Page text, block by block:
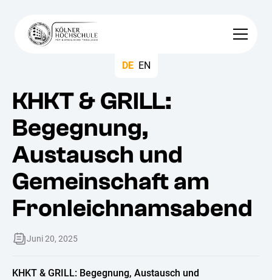
DE EN
KHKT & GRILL:
Begegnung,
Austausch und
Gemeinschaft am
Fronleichnamsabend
Juni 20, 2025
KHKT & GRILL: Begegnung, Austausch und